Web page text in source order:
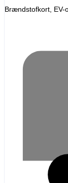
Brændstofkort, EV-